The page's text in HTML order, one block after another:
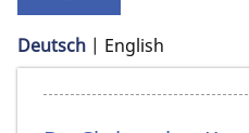
Deutsch English